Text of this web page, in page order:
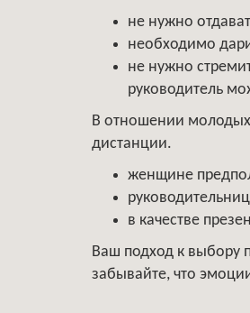
не нужно
необходимо
не нужно
руководитель
В отношении
дистанции.
женщине
в качестве
Ваш подход к выбору
забывайте, что